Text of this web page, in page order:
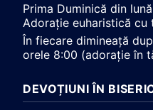
Prima Duminică din
Adorație euharistică cu
În fiecare dimineață
orele 8:00 (adorație în
DEVOȚIUNI ÎN